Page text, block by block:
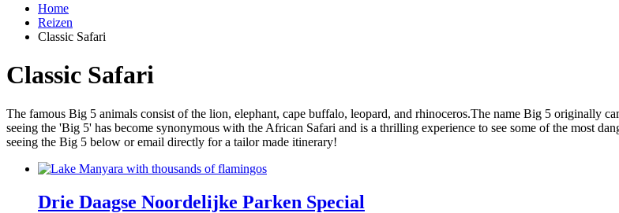
Home
Reizen
Classic Safari
Classic Safari
The famous Big 5 animals consist of the lion, elephant, cape buffalo, leopard, and rhinoceros.The name Big 5 originally
seeing the 'Big 5' has become synonymous with the African Safari and is a thrilling experience to see some of the most
seeing the Big 5 below or email directly for a tailor made itinerary!
Drie Daagse Noordelijke Parken Special